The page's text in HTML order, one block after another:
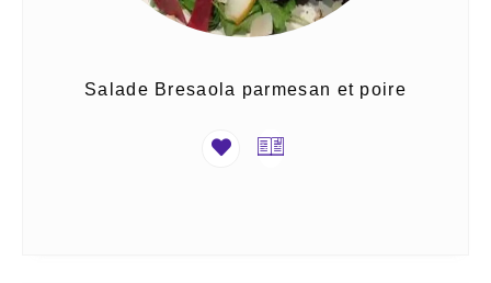
Salade Bresaola parmesan et poire